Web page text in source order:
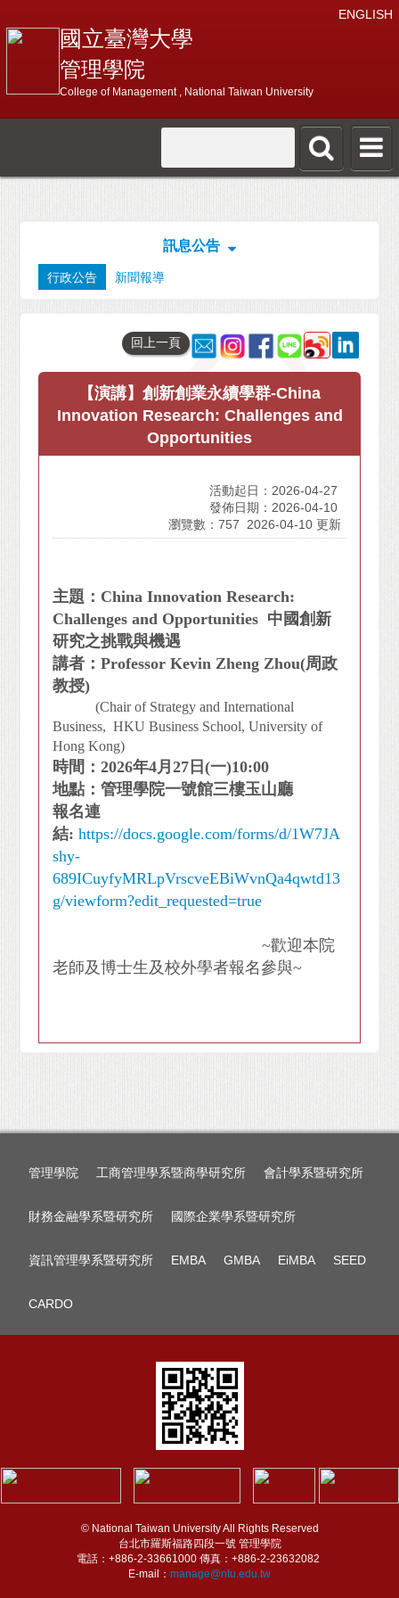
ENGLISH
國立臺灣大學
管理學院
College of Management , National Taiwan University
訊息公告
行政公告 新聞報導
回上一頁
【演講】創新創業永續學群-China
Innovation Research: Challenges and
Opportunities
活動起日：2026-04-27
發佈日期：2026-04-10
瀏覽數：757
2026-04-10 更新
主題：China Innovation Research:
Challenges and Opportunities 中國創新
研究之挑戰與機遇
講者：Professor Kevin Zheng Zhou(周政
教授)
(Chair of Strategy and International
Business, HKU Business School, University of
Hong Kong)
時間：2026年4月27日(一)10:00
地點：管理學院一號館三樓玉山廳
報名連
結:https://docs.google.com/forms/d/1W7JA
shy-
689ICuyfyMRLpVrscveEBiWvnQa4qwtd13
g/viewform?edit_requested=true
~歡迎本院
老師及博士生及校外學者報名參與~
管理學院 工商管理學系暨商學研究所 會計學系暨研究所
財務金融學系暨研究所 國際企業學系暨研究所
資訊管理學系暨研究所 EMBA GMBA EiMBA SEED
CARDO
© National Taiwan University All Rights Reserved
台北市羅斯福路四段一號 管理學院
電話：+886-2-33661000 傳真：+886-2-23632082
E-mail： manage@ntu.edu.tw